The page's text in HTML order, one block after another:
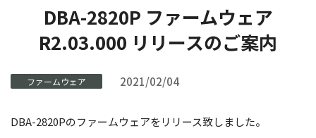
DBA-2820P ファームウェア
R2.03.000 リリースのご案内
ファームウェア 2021/02/04
DBA-2820Pのファームウェアをリリース致しました。